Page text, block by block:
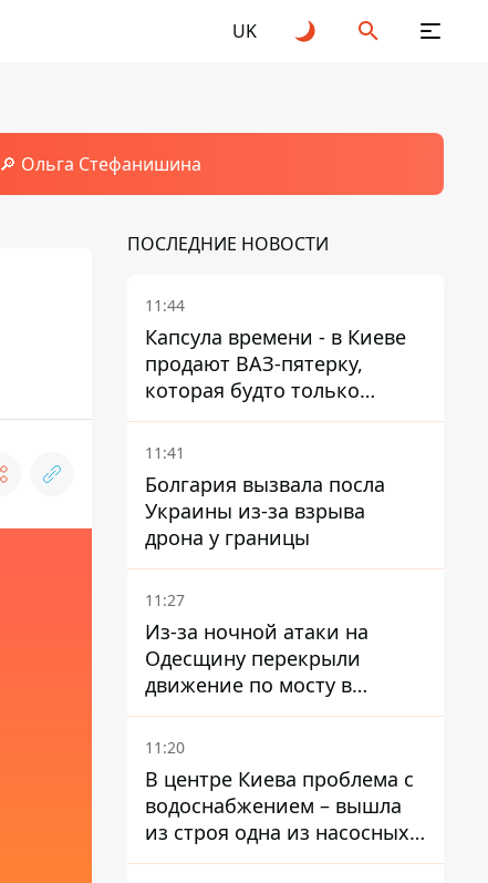
UK
🔎 Ольга Стефанишина
ПОСЛЕДНИЕ НОВОСТИ
11:44
Капсула времени - в Киеве
продают ВАЗ-пятерку,
которая будто только
сошла с конвейера
11:41
Болгария вызвала посла
Украины из-за взрыва
дрона у границы
11:27
Из-за ночной атаки на
Одесщину перекрыли
движение по мосту в
Маяках - подробности от
ГНСУ
11:20
В центре Киева проблема с
водоснабжением – вышла
из строя одна из насосных
станций